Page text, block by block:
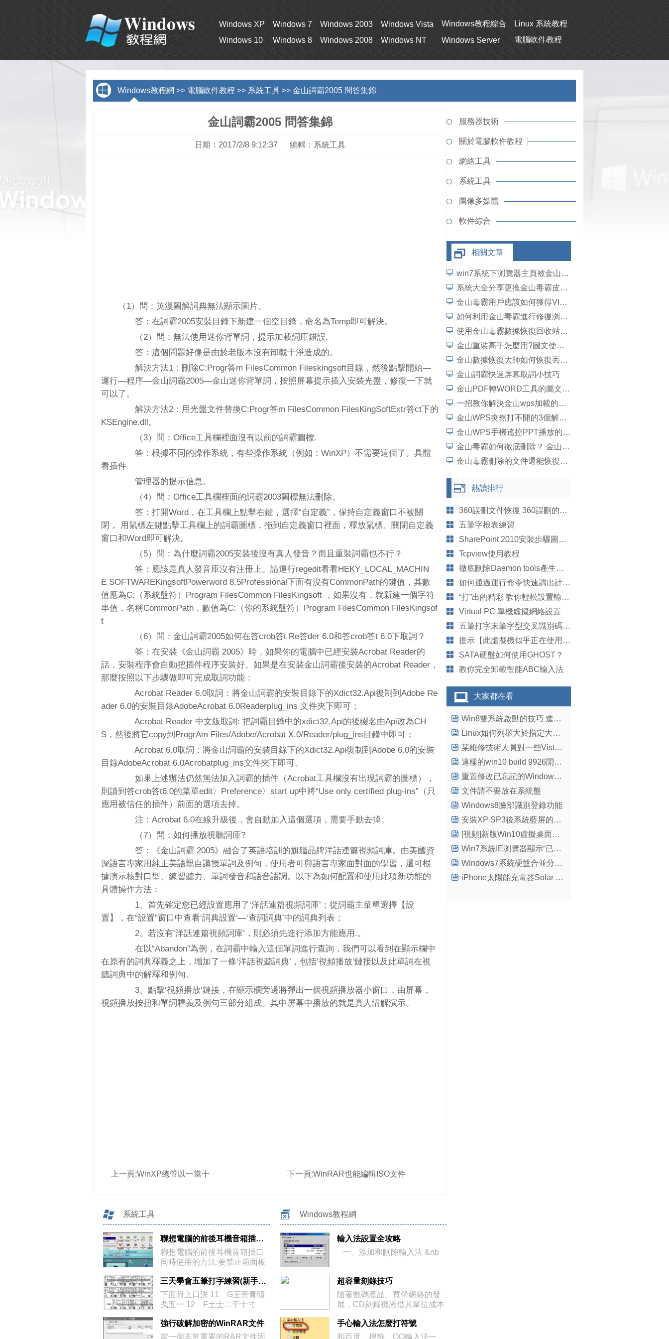
Windows XP Windows 7 Windows 2003 Windows Vista Windows教程綜合
Linux 系統教程
Windows 10
Windows 8 Windows 2008 Windows NT Windows Server 電腦軟件教程
Windows教程網 >> 電腦軟件教程 >> 系統工具 >> 金山詞霸2005 問答集錦
金山詞霸2005 問答集錦
日期：2017/2/8 9:12:37 編輯：系統工具
（1）問：英漢圖解詞典無法顯示圖片。
答：在詞霸2005安裝目錄下新建一個空目錄，命名為Temp即可解決。
（2）問：無法使用迷你背單詞，提示加載詞庫錯誤.
答：這個問題好像是由於老版本沒有卸載干淨造成的。
解決方法1：刪除C:Progr答m FilesCommon Fileskingsoft目錄，然後點擊開始—
運行—程序—金山詞霸2005—金山迷你背單詞，按照屏幕提示插入安裝光盤，修復一下就
可以了。
解決方法2：用光盤文件替換C:Progr答m FilesCommon FilesKingSoftExtr答ct下的
KSEngine.dll。
（3）問：Office工具欄裡面沒有以前的詞霸圖標.
答：根據不同的操作系統，有些操作系統（例如：WinXP）不需要這個了。具體
看插件
管理器的提示信息。
（4）問：Office工具欄裡面的詞霸2003圖標無法刪除。
答：打開Word，在工具欄上點擊右鍵，選擇“自定義”，保持自定義窗口不被關
閉， 用鼠標左鍵點擊工具欄上的詞霸圖標，拖到自定義窗口裡面，釋放鼠標。關閉自定義
窗口和Word即可解決。
（5）問：為什麼詞霸2005安裝後沒有真人發音？而且重裝詞霸也不行？
答：應該是真人發音庫沒有注冊上。請運行regedit看看HEKY_LOCAL_MACHIN
E SOFTWAREKingsoftPowerword 8.5Professional下面有沒有CommonPath的鍵值，其數
值應為C:（系統盤符）Program FilesCommon FilesKingsoft ，如果沒有，就新建一個字符
串值，名稱CommonPath，數值為C:（你的系統盤符）Program FilesCommon FilesKingsof
t
（6）問：金山詞霸2005如何在答crob答t Re答der 6.0和答crob答t 6.0下取詞？
答：在安裝《金山詞霸 2005》時，如果你的電腦中已經安裝Acrobat Reader的
話，安裝程序會自動把插件程序安裝好。如果是在安裝金山詞霸後安裝的Acrobat Reader，
那麼按照以下步驟做即可完成取詞功能：
Acrobat Reader 6.0取詞：將金山詞霸的安裝目錄下的Xdict32.Api復制到Adobe Re
ader 6.0的安裝目錄AdobeAcrobat 6.0Readerplug_ins 文件夾下即可；
Acrobat Reader 中文版取詞: 把詞霸目錄中的xdict32.Api的後綴名由Api改為CH
S，然後將它copy到ProgrAm Files/Adobe/Acrobat X.0/Reader/plug_ins目錄中即可；
Acrobat 6.0取詞：將金山詞霸的安裝目錄下的Xdict32.Api復制到Adobe 6.0的安裝
目錄AdobeAcrobat 6.0Acrobatplug_ins文件夾下即可。
如果上述辦法仍然無法加入詞霸的插件（Acrobat工具欄沒有出現詞霸的圖標），
則請到答crob答t6.0的菜單edit〉Preference〉start up中將“Use only certified plug-ins”（只
應用被信任的插件）前面的選項去掉。
注：Acrobat 6.0在線升級後，會自動加入這個選項，需要手動去掉。
（7）問：如何播放視聽詞庫?
答：《金山詞霸 2005》融合了英語培訓的旗艦品牌洋話連篇視頻詞庫。由美國資
深語言專家用純正美語親自講授單詞及例句，使用者可與語言專家面對面的學習，還可根
據演示核對口型、練習聽力、單詞發音和語音語調。以下為如何配置和使用此項新功能的
具體操作方法：
1、首先確定您已經設置應用了‘洋話連篇視頻詞庫’；從詞霸主菜單選擇【設
置】，在“設置”窗口中查看‘詞典設置’—‘查詞詞典’中的詞典列表；
2、若沒有‘洋話連篇視頻詞庫’，則必須先進行添加方能應用.。
在以“Abandon”為例，在詞霸中輸入這個單詞進行查詢，我們可以看到在顯示欄中
在原有的詞典釋義之上，增加了一條‘洋話視聽詞典’，包括‘視頻播放’鏈接以及此單詞在視
聽詞典中的解釋和例句。
3、點擊‘視頻播放’鏈接，在顯示欄旁邊將彈出一個視頻播放器小窗口，由屏幕，
視頻播放按扭和單詞釋義及例句三部分組成。其中屏幕中播放的就是真人講解演示。
上一頁:WinXP總管以一當十 下一頁:WinRAR也能編輯ISO文件
系統工具 Windows教程網
聯想電腦的前後耳機音箱插口同時使用的方法
聯想電腦的前後耳機音箱插口
同時使用的方法:要禁止前面板
輸入法設置全攻略
一、添加和刪除輸入法 &nb
三天學會五筆打字練習(新手教程)
下面附上口決 11 G王旁青頭
戋五一 12 F土士二干十寸
超容量刻錄技巧
隨著數碼產品、寬帶網絡的發
展，CD刻錄機憑借其單位成本
強行破解加密的WinRAR文件
當一個非常重要的RAR文件因
手心輸入法怎麼打符號
和百度、搜狗、QQ輸入法一
服務器技術
關於電腦軟件教程
網絡工具
系統工具
圖像多媒體
軟件綜合
相關文章
win7系統下浏覽器主頁被金山毒霸導航劫持的兩種解決方法
系統大全分享更換金山毒霸皮膚的方法
金山毒霸用戶應該如何獲得VIP服務
如何利用金山毒霸進行修復浏覽器軟件
使用金山毒霸數據恢復回收站刪除文件
金山重裝高手怎麼用?圖文使用教程！
金山數據恢復大師如何恢復丟失數據
金山詞霸快速屏幕取詞小技巧
金山PDF轉WORD工具的圖文步驟教程
一招教你解決金山wps加載的視頻不能播放的問題
金山WPS突然打不開的3個解決方案
金山WPS手機遙控PPT播放的方法
金山毒霸如何徹底刪除？ 金山毒霸徹底刪除方法
金山毒霸刪除的文件還能恢復嗎？金山毒霸恢復刪除件教程
熱讀排行
360誤刪文件恢復 360誤刪的文件怎麼恢復
五筆字根表練習
SharePoint 2010安裝步驟圖解新手教程
Tcpview使用教程
徹底刪除Daemon tools產生的虛擬光驅
如何通過運行命令快速調出計算器
“打”出的精彩 教你輕松設置輸入法
Virtual PC 單機虛擬網絡設置
五筆打字末筆字型交叉識別碼怎麼用
提示【此虛擬機似乎正在使用中】,虛擬機不能打開問題解決
SATA硬盤如何使用GHOST？
教你完全卸載智能ABC輸入法
大家都在看
Win8雙系統啟動的技巧 進入Win7無需重啟
Linux如何列舉大於指定大小文件的所在目錄
某維修技術人員對一些Vista下常見軟硬件問題的解答
這樣的win10 build 9926開始菜單和開始屏幕 喜歡不？
重置修改已忘記的Windows 7登錄密碼方法教程
文件請不要放在系統盤
Windows8臉部識別登錄功能
安裝XP SP3後系統藍屏的解決辦法
[視頻]新版Win10虛擬桌面切換功能Task View有哪些改進？
Win7系統IE浏覽器顯示“已完畢，但網頁上有錯誤”怎麼解決
Windows7系統硬盤合並分區的方法
iPhone太陽能充電器Solar Window